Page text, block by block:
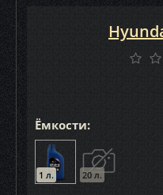
Ёмкости:
1 л. 20 л.